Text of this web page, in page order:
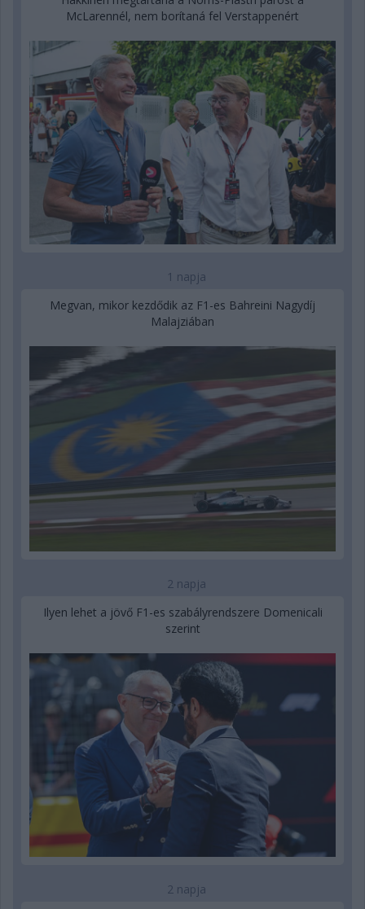
McLarennél, nem borítaná fel Verstappenért
1 napja
Megvan, mikor kezdődik az F1-es Bahreini Nagydíj
Malajziában
2 napja
Ilyen lehet a jövő F1-es szabályrendszere Domenicali
szerint
2 napja